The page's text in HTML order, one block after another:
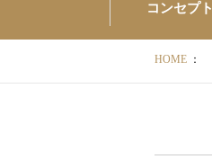
コンセプト
HOME ：